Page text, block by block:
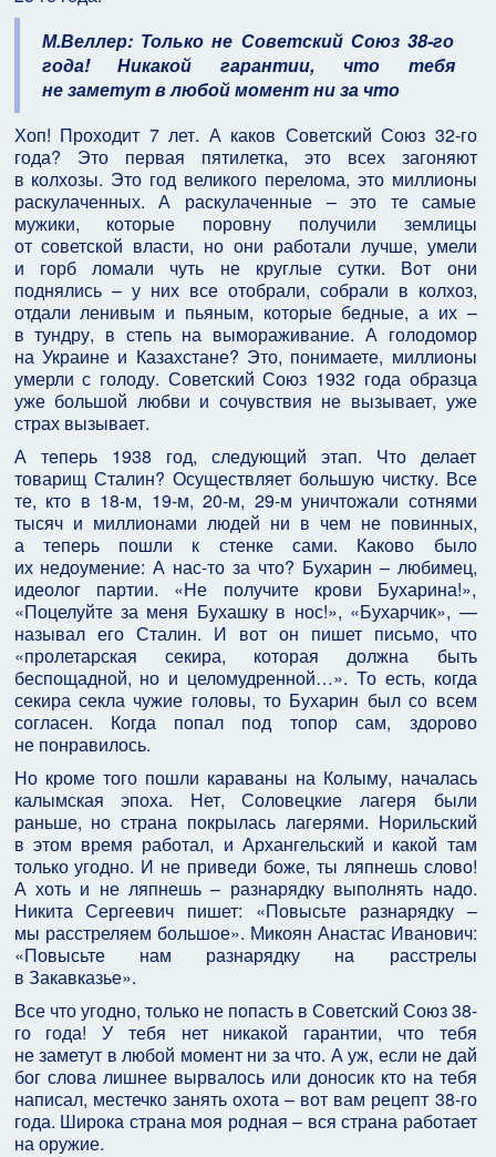
М.Веллер: Только не Советский Союз 38-го
года! Никакой гарантии, что тебя
не заметут в любой момент ни за что
Хоп! Проходит 7 лет. А каков Советский Союз 32-го
года? Это первая пятилетка, это всех загоняют
в колхозы. Это год великого перелома, это миллионы
раскулаченных. А раскулаченные – это те самые
мужики, которые поровну получили землицы
от советской власти, но они работали лучше, умели
и горб ломали чуть не круглые сутки. Вот они
поднялись – у них все отобрали, собрали в колхоз,
отдали ленивым и пьяным, которые бедные, а их –
в тундру, в степь на вымораживание. А голодомор
на Украине и Казахстане? Это, понимаете, миллионы
умерли с голоду. Советский Союз 1932 года образца
уже большой любви и сочувствия не вызывает, уже
страх вызывает.
А теперь 1938 год, следующий этап. Что делает
товарищ Сталин? Осуществляет большую чистку. Все
те, кто в 18-м, 19-м, 20-м, 29-м уничтожали сотнями
тысяч и миллионами людей ни в чем не повинных,
а теперь пошли к стенке сами. Каково было
их недоумение: А нас-то за что? Бухарин – любимец,
идеолог партии. «Не получите крови Бухарина!»,
«Поцелуйте за меня Бухашку в нос!», «Бухарчик», —
называл его Сталин. И вот он пишет письмо, что
«пролетарская секира, которая должна быть
беспощадной, но и целомудренной…». То есть, когда
секира секла чужие головы, то Бухарин был со всем
согласен. Когда попал под топор сам, здорово
не понравилось.
Но кроме того пошли караваны на Колыму, началась
калымская эпоха. Нет, Соловецкие лагеря были
раньше, но страна покрылась лагерями. Норильский
в этом время работал, и Архангельский и какой там
только угодно. И не приведи боже, ты ляпнешь слово!
А хоть и не ляпнешь – разнарядку выполнять надо.
Никита Сергеевич пишет: «Повысьте разнарядку –
мы расстреляем большое». Микоян Анастас Иванович:
«Повысьте нам разнарядку на расстрелы
в Закавказье».
Все что угодно, только не попасть в Советский Союз 38-
го года! У тебя нет никакой гарантии, что тебя
не заметут в любой момент ни за что. А уж, если не дай
бог слова лишнее вырвалось или доносик кто на тебя
написал, местечко занять охота – вот вам рецепт 38-го
года. Широка страна моя родная – вся страна работает
на оружие.